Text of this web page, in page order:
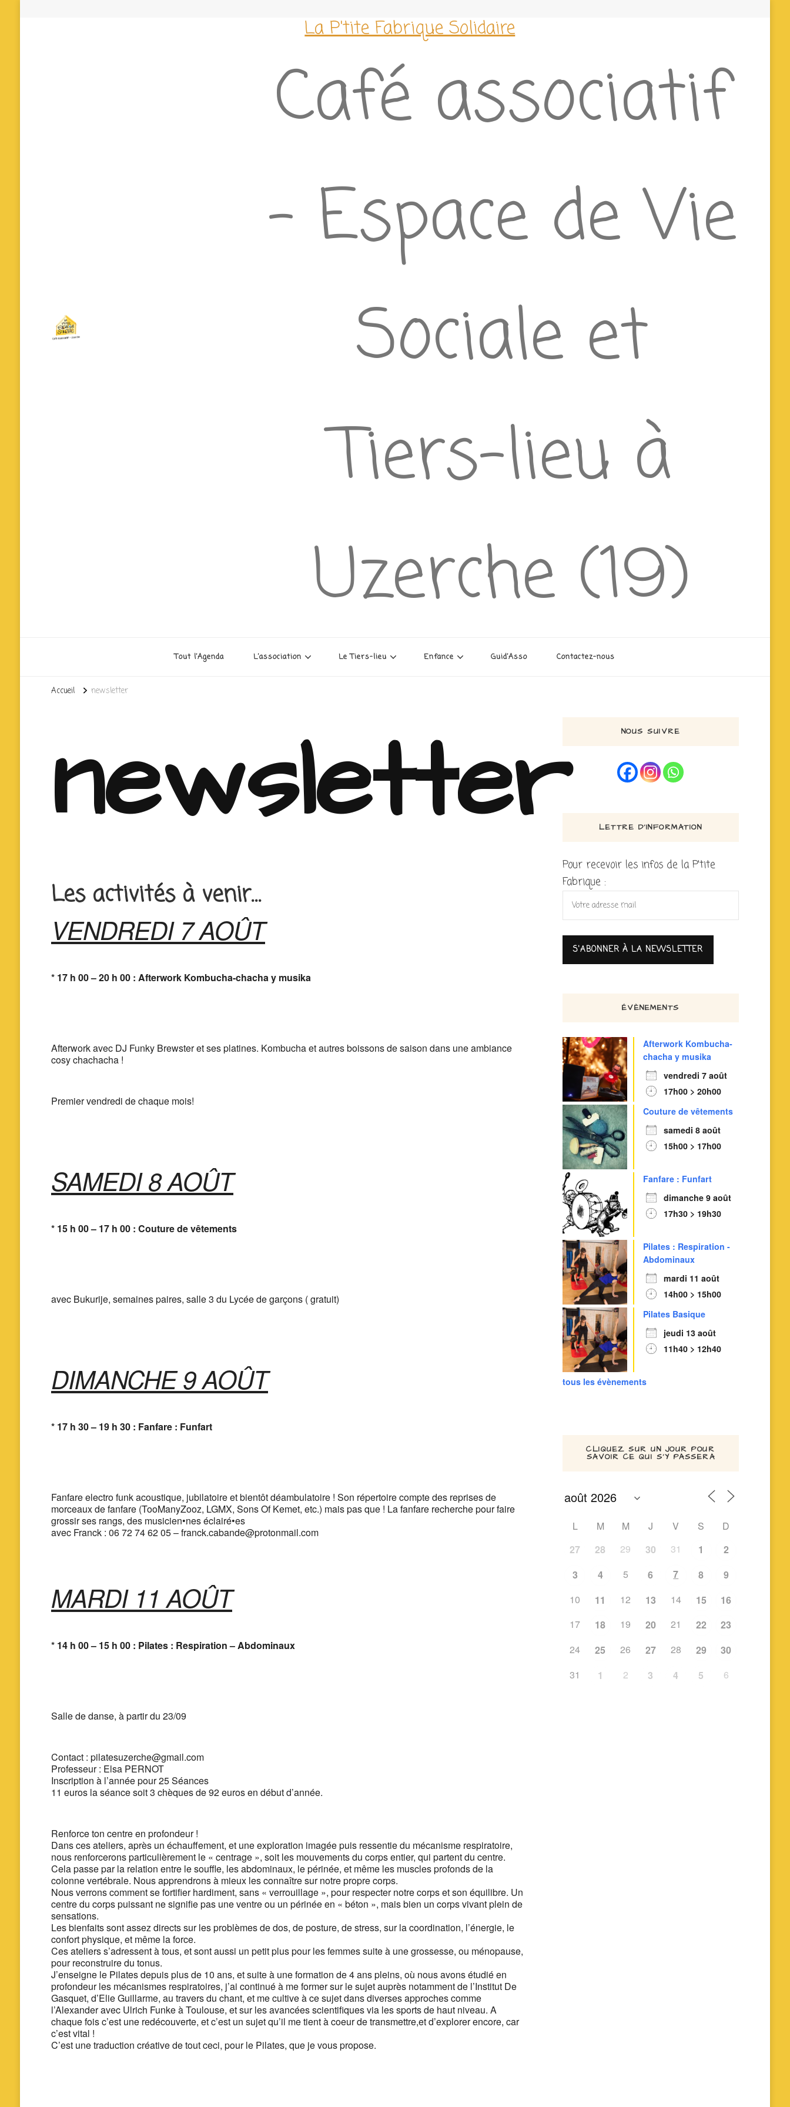
La P'tite Fabrique Solidaire
Café associatif
– Espace de Vie
Sociale et
Tiers-lieu à
Uzerche (19)
Tout l’Agenda L’association Le Tiers-lieu Enfance Guid’Asso Contactez-nous
Accueil newsletter
newsletter
Les activités à venir…
VENDREDI 7 AOÛT
* 17 h 00 – 20 h 00 : Afterwork Kombucha-chacha y musika
Afterwork avec DJ Funky Brewster et ses platines. Kombucha et autres boissons de saison dans une ambiance
cosy chachacha !
Premier vendredi de chaque mois!
SAMEDI 8 AOÛT
* 15 h 00 – 17 h 00 : Couture de vêtements
avec Bukurije, semaines paires, salle 3 du Lycée de garçons ( gratuit)
DIMANCHE 9 AOÛT
* 17 h 30 – 19 h 30 : Fanfare : Funfart
Fanfare electro funk acoustique, jubilatoire et bientôt déambulatoire ! Son répertoire compte des reprises de
morceaux de fanfare (TooManyZooz, LGMX, Sons Of Kemet, etc.) mais pas que ! La fanfare recherche pour faire
grossir ses rangs, des musicien•nes éclairé•es
avec Franck : 06 72 74 62 05 – franck.cabande@protonmail.com
MARDI 11 AOÛT
* 14 h 00 – 15 h 00 : Pilates : Respiration – Abdominaux
Salle de danse, à partir du 23/09
Contact : pilatesuzerche@gmail.com
Professeur : Elsa PERNOT
Inscription à l’année pour 25 Séances
11 euros la séance soit 3 chèques de 92 euros en début d’année.
Renforce ton centre en profondeur !
Dans ces ateliers, après un échauffement, et une exploration imagée puis ressentie du mécanisme respiratoire,
nous renforcerons particulièrement le « centrage », soit les mouvements du corps entier, qui partent du centre.
Cela passe par la relation entre le souffle, les abdominaux, le périnée, et même les muscles profonds de la
colonne vertébrale. Nous apprendrons à mieux les connaître sur notre propre corps.
Nous verrons comment se fortifier hardiment, sans « verrouillage », pour respecter notre corps et son équilibre. Un
centre du corps puissant ne signifie pas une ventre ou un périnée en « béton », mais bien un corps vivant plein de
sensations.
Les bienfaits sont assez directs sur les problèmes de dos, de posture, de stress, sur la coordination, l’énergie, le
confort physique, et même la force.
Ces ateliers s’adressent à tous, et sont aussi un petit plus pour les femmes suite à une grossesse, ou ménopause,
pour reconstruire du tonus.
J’enseigne le Pilates depuis plus de 10 ans, et suite à une formation de 4 ans pleins, où nous avons étudié en
profondeur les mécanismes respiratoires, j’ai continué à me former sur le sujet auprès notamment de l’Institut De
Gasquet, d’Elie Guillarme, au travers du chant, et me cultive à ce sujet dans diverses approches comme
l’Alexander avec Ulrich Funke à Toulouse, et sur les avancées scientifiques via les sports de haut niveau. A
chaque fois c’est une redécouverte, et c’est un sujet qu’il me tient à coeur de transmettre,et d’explorer encore, car
c’est vital !
C’est une traduction créative de tout ceci, pour le Pilates, que je vous propose.
NOUS SUIVRE
LETTRE D’INFORMATION
Pour recevoir les infos de la P'tite
Fabrique :
ÉVÈNEMENTS
Afterwork Kombucha-
chacha y musika
vendredi 7 août
17h00 > 20h00
Couture de vêtements
samedi 8 août
15h00 > 17h00
Fanfare : Funfart
dimanche 9 août
17h30 > 19h30
Pilates : Respiration -
Abdominaux
mardi 11 août
14h00 > 15h00
Pilates Basique
jeudi 13 août
11h40 > 12h40
tous les évènements
CLIQUEZ SUR UN JOUR POUR
SAVOIR CE QUI S’Y PASSERA
L M M J V S
D
27
28 29 30 31 1
2
3
4 5 6 7 8
9
10
11 12 13 14 15
16
17
18 19 20 21 22
23
24
25 26 27 28 29
30
31
1 2 3 4 5 6